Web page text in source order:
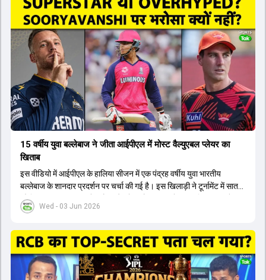
दौड़ से बाहर हैं। आगामी सीरीज के लिए वैभव सूर्यवंशी को तीसरे ओपनर के तौर पर
टीम में शामिल किया जाएगा, जबकि अभिषेक शर्मा और संजू सैमसन पहली पसंद
होंगे। इसके अलावा नीतीश रेड्डी को बतौर ऑलराउंडर ज्यादा मौके मिलेंगे। अजीत
अगरकर की अगुवाई वाली चयन समिति और कोच गौतम गंभीर आगामी टी20 वर्ल्ड
कप और 2028 ओलंपिक के लिए लंबी अवधि का विजन लेकर चल रहे हैं।
Wed - 03 Jun 2026
15 वर्षीय युवा बल्लेबाज ने जीता आईपीएल में मोस्ट वैल्युएबल प्लेयर का
खिताब
इस वीडियो में आईपीएल के हालिया सीजन में एक पंद्रह वर्षीय युवा भारतीय
बल्लेबाज के शानदार प्रदर्शन पर चर्चा की गई है। इस खिलाड़ी ने टूर्नामेंट में सात
सौ छिहत्तर रन बनाकर ऑरेंज कैप और मोस्ट वैल्युएबल प्लेयर का खिताब अपने नाम
किया है। वीडियो में बताया गया है कि ऑस्ट्रेलियाई टीम के वर्तमान कप्तान और
ऑस्ट्रेलियाई कप्तान के अनुसार, शुरुआत में लोगों को इस खिलाड़ी के प्रदर्शन पर
संदेह था, लेकिन अब उसने खुद को एक बेहतरीन बल्लेबाज साबित कर दिया है जो
गेंद को बाउंड्री के काफी पार मारने की क्षमता रखता है। वहीं, इंग्लैंड के पूर्व कप्तान
ने कहा कि टूर्नामेंट जीतने वाली टीम के अलावा इस सीजन की सबसे बड़ी बात इस